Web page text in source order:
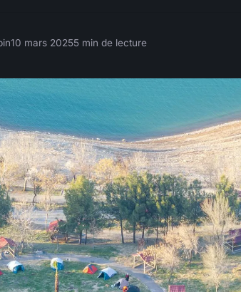
10 mars 20255 min de lecture